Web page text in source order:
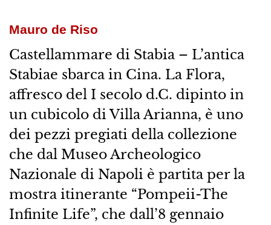
Mauro de Riso
Castellammare di Stabia – L’antica
Stabiae sbarca in Cina. La Flora,
affresco del I secolo d.C. dipinto in
un cubicolo di Villa Arianna, è uno
dei pezzi pregiati della collezione
che dal Museo Archeologico
Nazionale di Napoli è partita per la
mostra itinerante “Pompeii-The
Infinite Life”, che dall’8 gennaio